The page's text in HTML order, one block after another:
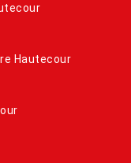
Hautecour